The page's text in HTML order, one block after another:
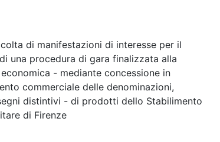
di manifestazioni di interesse per il
una procedura di gara finalizzata alla
- mediante concessione in
commerciale delle denominazioni,
distintivi - di prodotti dello Stabilimento
di Firenze